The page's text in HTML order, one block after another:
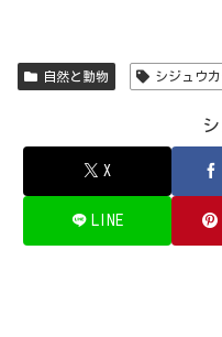
自然と動物 シジュウ
X
LINE